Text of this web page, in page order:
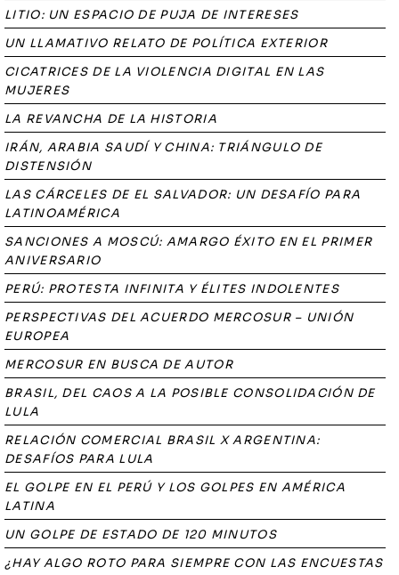
LITIO: UN ESPACIO DE PUJA DE INTERESES
UN LLAMATIVO RELATO DE POLÍTICA EXTERIOR
CICATRICES DE LA VIOLENCIA DIGITAL EN LAS
MUJERES
LA REVANCHA DE LA HISTORIA
IRÁN, ARABIA SAUDÍ Y CHINA: TRIÁNGULO DE
DISTENSIÓN
LAS CÁRCELES DE EL SALVADOR: UN DESAFÍO PARA
LATINOAMÉRICA
SANCIONES A MOSCÚ: AMARGO ÉXITO EN EL PRIMER
ANIVERSARIO
PERÚ: PROTESTA INFINITA Y ÉLITES INDOLENTES
PERSPECTIVAS DEL ACUERDO MERCOSUR – UNIÓN
EUROPEA
MERCOSUR EN BUSCA DE AUTOR
BRASIL, DEL CAOS A LA POSIBLE CONSOLIDACIÓN DE
LULA
RELACIÓN COMERCIAL BRASIL X ARGENTINA:
DESAFÍOS PARA LULA
EL GOLPE EN EL PERÚ Y LOS GOLPES EN AMÉRICA
LATINA
UN GOLPE DE ESTADO DE 120 MINUTOS
¿HAY ALGO ROTO PARA SIEMPRE CON LAS ENCUESTAS